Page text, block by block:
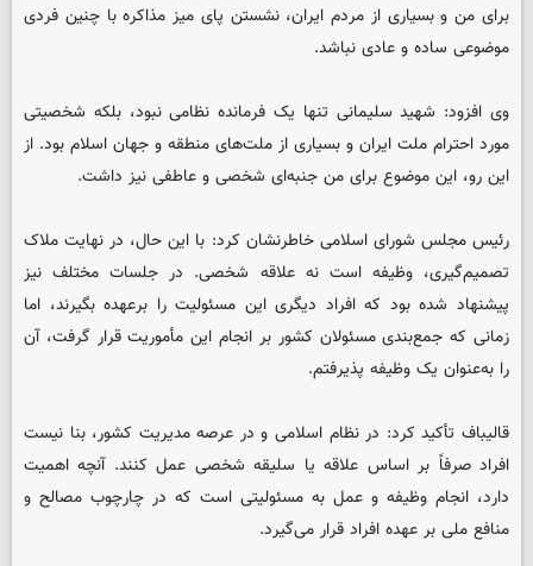
برای من و بسیاری از مردم ایران، نشستن پای میز مذاکره با چنین فردی
موضوعی ساده و عادی نباشد.
وی افزود: شهید سلیمانی تنها یک فرمانده نظامی نبود، بلکه شخصیتی
مورد احترام ملت ایران و بسیاری از ملت‌های منطقه و جهان اسلام بود. از
این رو، این موضوع برای من جنبه‌ای شخصی و عاطفی نیز داشت.
رئیس مجلس شورای اسلامی خاطرنشان کرد: با این حال، در نهایت ملاک
تصمیم‌گیری، وظیفه است نه علاقه شخصی. در جلسات مختلف نیز
پیشنهاد شده بود که افراد دیگری این مسئولیت را برعهده بگیرند، اما
زمانی که جمع‌بندی مسئولان کشور بر انجام این مأموریت قرار گرفت، آن
را به‌عنوان یک وظیفه پذیرفتم.
قالیباف تأکید کرد: در نظام اسلامی و در عرصه مدیریت کشور، بنا نیست
افراد صرفاً بر اساس علاقه یا سلیقه شخصی عمل کنند. آنچه اهمیت
دارد، انجام وظیفه و عمل به مسئولیتی است که در چارچوب مصالح و
منافع ملی بر عهده افراد قرار می‌گیرد.